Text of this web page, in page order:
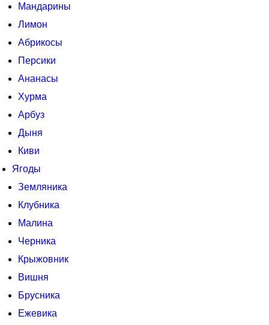
Мандарины
Лимон
Абрикосы
Персики
Ананасы
Хурма
Арбуз
Дыня
Киви
Ягоды
Земляника
Клубника
Малина
Черника
Крыжовник
Вишня
Брусника
Ежевика